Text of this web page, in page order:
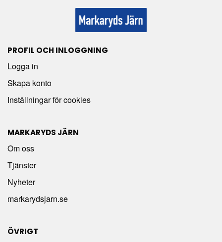
PROFIL OCH INLOGGNING
Logga in
Skapa konto
Inställningar för cookies
MARKARYDS JÄRN
Om oss
Tjänster
Nyheter
markarydsjarn.se
ÖVRIGT